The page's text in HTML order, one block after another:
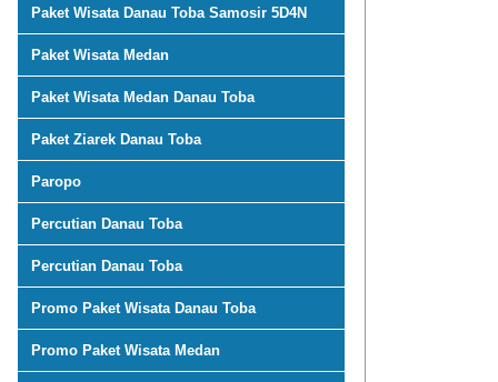
Paket Wisata Danau Toba Samosir 5D4N
Paket Wisata Medan
Paket Wisata Medan Danau Toba
Paket Ziarek Danau Toba
Paropo
Percutian Danau Toba
Percutian Danau Toba
Promo Paket Wisata Danau Toba
Promo Paket Wisata Medan